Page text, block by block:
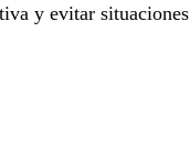
y evitar situaciones